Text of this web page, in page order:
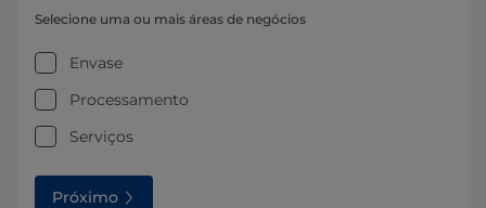
Selecione uma ou mais áreas de negócios
Envase
Processamento
Serviços
Próximo